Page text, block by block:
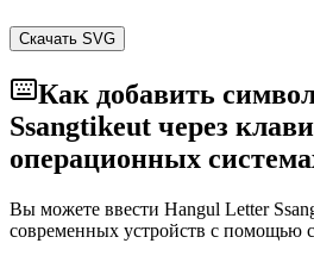
Скачать SVG
Как добавить
Ssangtikeut через
операционных
Вы можете ввести Hangul Letter
современных устройств с помощью